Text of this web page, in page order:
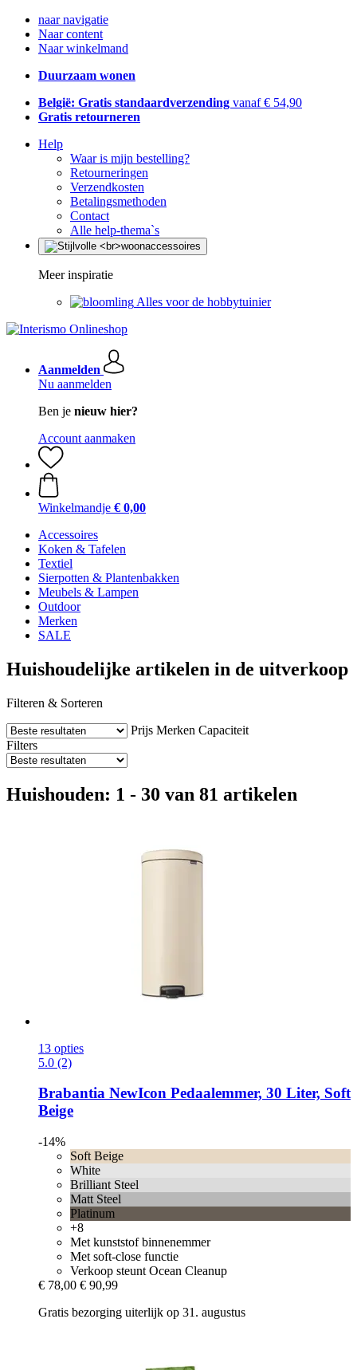
naar navigatie
Naar content
Naar winkelmand
Duurzaam wonen
België: Gratis standaardverzending vanaf € 54,90
Gratis retourneren
Help
Waar is mijn bestelling?
Retourneringen
Verzendkosten
Betalingsmethoden
Contact
Alle help-thema`s
Meer inspiratie
Alles voor de hobbytuinier
Aanmelden
Nu aanmelden
Ben je nieuw hier?
Account aanmaken
Winkelmandje € 0,00
Accessoires
Koken & Tafelen
Textiel
Sierpotten & Plantenbakken
Meubels & Lampen
Outdoor
Merken
SALE
Huishoudelijke artikelen in de uitverkoop
Filteren & Sorteren
Prijs Merken Capaciteit
Filters
Huishouden: 1 - 30 van 81 artikelen
13 opties
5.0 (2)
Brabantia NewIcon Pedaalemmer, 30 Liter, Soft
Beige
-14%
Soft Beige
White
Brilliant Steel
Matt Steel
Platinum
+8
Met kunststof binnenemmer
Met soft-close functie
Verkoop steunt Ocean Cleanup
€ 78,00 € 90,99
Gratis bezorging uiterlijk op 31. augustus